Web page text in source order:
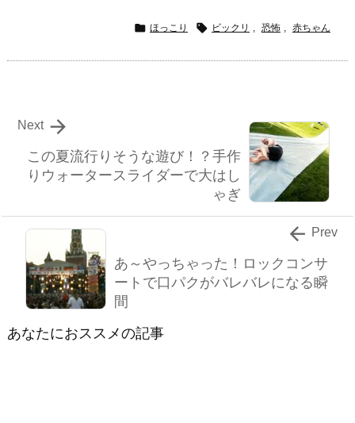
 ほっこり  ビックリ , 恐怖 , 赤ちゃん
この夏流行りそうな遊び！？手作
りウォータースライダーで大はし
ゃぎ

Next
あ～やっちゃった！ロックコンサ
ートで口パクがバレバレになる瞬
間
 Prev
あなたにおススメの記事